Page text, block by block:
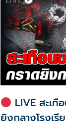
LIVE สะเ
ยิงกลางโรงเ